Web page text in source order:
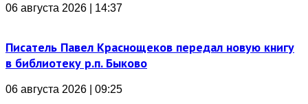
06 августа 2026 | 14:37
Писатель Павел Краснощеков передал новую книгу
в библиотеку р.п. Быково
06 августа 2026 | 09:25